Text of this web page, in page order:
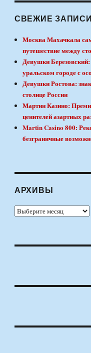
СВЕЖИЕ ЗАПИСИ
Москва Махачкала
путешествие между
Девушки
уральском городе с
Девушки Ростова:
столице России
Мартин Казино:
ценителей азартных
Martin Casino 800:
безграничные
АРХИВЫ
Архивы